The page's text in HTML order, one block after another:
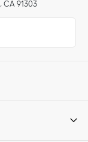
, CA 91303